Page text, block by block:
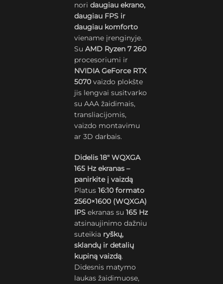
noridaugiau ekrano,
daugiau FPS ir
daugiau komforto
viename įrenginyje.
SuAMD Ryzen 7 260
procesoriumi ir
NVIDIA GeForce RTX
5070 vaizdo plokšte
jis lengvai susitvarko
su AAA žaidimais,
transliacijomis,
vaizdo montavimu
ar 3D darbais.
Didelis 18″ WQXGA
165 Hz ekranas –
panirkite į vaizdą
Platus16:10 formato
2560×1600 (WQXGA)
IPS ekranas su165 Hz
atsinaujinimo dažniu
suteikia ryškų,
sklandų ir detalių
kupiną vaizdą.
Didesnis matymo
laukas žaidimuose,